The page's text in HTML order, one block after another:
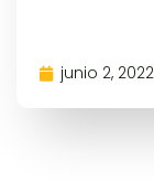
junio 2, 2022